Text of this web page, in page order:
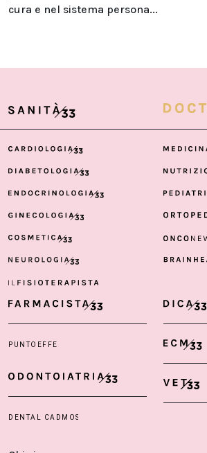
cura e nel sistema persona...